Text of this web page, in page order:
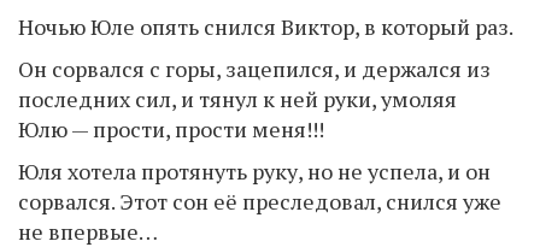
Ночью Юле опять снился Виктор, в который раз.
Он сорвался с горы, зацепился, и держался из
последних сил, и тянул к ней руки, умоляя
Юлю — прости, прости меня!!!
Юля хотела протянуть руку, но не успела, и он
сорвался. Этот сон её преследовал, снился уже
не впервые…